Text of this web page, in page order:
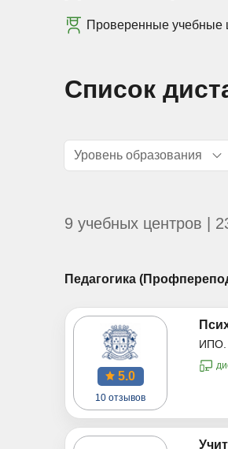
Проверенные учебные
Список
Уровень образования
9 учебных центров |
Педагогика
5.0
10 отзывов
ИПО.